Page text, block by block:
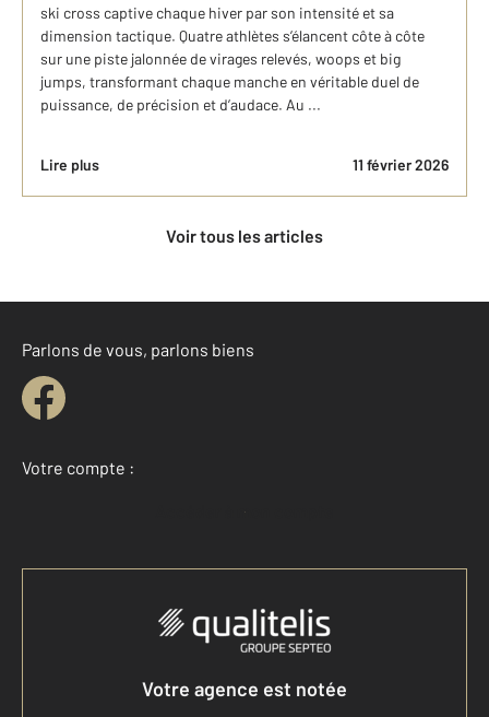
ski cross captive chaque hiver par son intensité et sa
dimension tactique. Quatre athlètes s’élancent côte à côte
sur une piste jalonnée de virages relevés, woops et big
jumps, transformant chaque manche en véritable duel de
puissance, de précision et d’audace. Au ...
Lire plus 11 février 2026
Voir tous les articles
Parlons de vous, parlons biens
Votre compte :
Accéder à mon compte
Votre agence est notée